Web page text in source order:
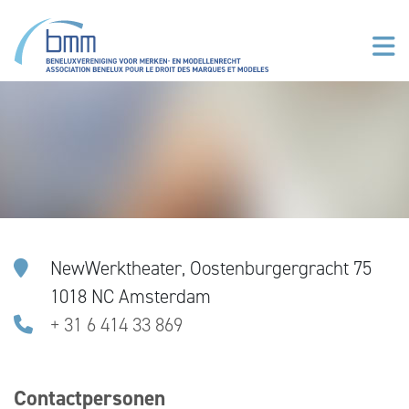
NewWerktheater, Oostenburgergracht 75
1018 NC Amsterdam
+ 31 6 414 33 869
Contactpersonen